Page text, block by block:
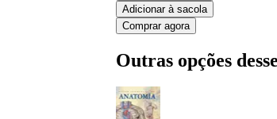
Adicionar à sacola
Comprar agora
Outras opções